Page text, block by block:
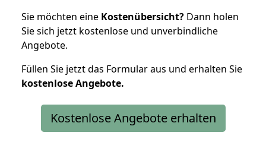
Sie möchten eine Kostenübersicht? Dann holen
Sie sich jetzt kostenlose und unverbindliche
Angebote.
Füllen Sie jetzt das Formular aus und erhalten Sie
kostenloseAngebote.
Kostenlose Angebote erhalten